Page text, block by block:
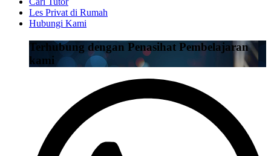
Les Privat di Rumah
Hubungi Kami
Terhubung dengan Penasihat Pembelajaran
kami